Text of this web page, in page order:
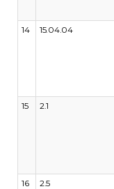
14 15.04.04
15 2.1
16 2.5